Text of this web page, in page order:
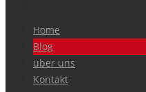
Home
Blog
über uns
Kontakt